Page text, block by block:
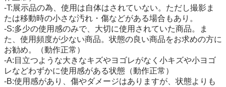
-T:展示品の為、使用は自体はされていない。ただし撮影ま
たは移動時の小さな汚れ・傷などがある場合もあり。
-S:多少の使用感のみで、大切に使用されていた商品。ま
た、使用頻度が少ない商品。状態の良い商品をお求めの方に
お勧め。（動作正常）
-A:目立つような大きなキズやヨゴレがなく小キズや小ヨゴ
レなどわずかに使用感がある状態（動作正常）
-B:使用感があり、傷やダメージはありますが、状態よりも